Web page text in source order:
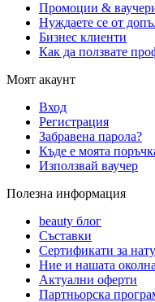
Промоции &
Нуждаете се от
Бизнес клиенти
Как да ползвате
Моят акаунт
Вход
Регистрация
Забравена парола?
Къде е моята
Използвай ваучер
Полезна информация
beauty блог
Съставки
Сертификати за
Ние и нашата
Актуални оферти
Партньорска